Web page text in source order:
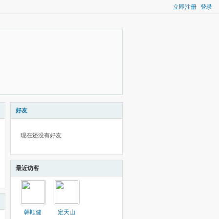
立即注册 登录
好友
现在还没有好友
最近访客
韩顺健
定天山